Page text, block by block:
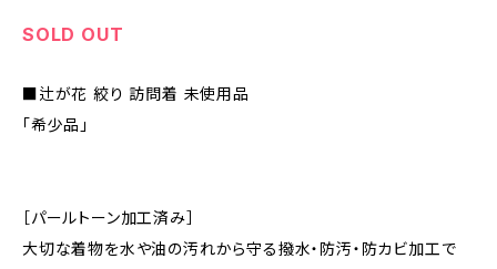
SOLD OUT
■辻が花 絞り 訪問着 未使用品
「希少品」
［パールトーン加工済み］
大切な着物を水や油の汚れから守る撥水・防汚・防カビ加工で